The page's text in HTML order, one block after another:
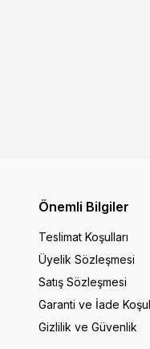
Önemli Bilgiler
Teslimat Koşulları
Üyelik Sözleşmesi
Satış Sözleşmesi
Garanti ve İade
Gizlilik ve Güvenlik